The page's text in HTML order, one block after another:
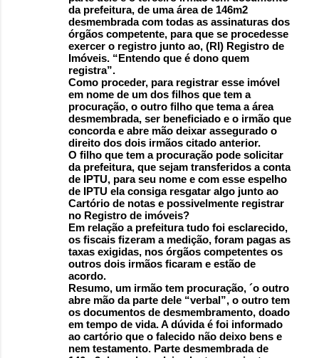
da prefeitura, de uma área de 146m2
desmembrada com todas as assinaturas dos
órgãos competente, para que se procedesse
exercer o registro junto ao, (RI) Registro de
Imóveis. “Entendo que é dono quem
registra”.
Como proceder, para registrar esse imóvel
em nome de um dos filhos que tem a
procuração, o outro filho que tema a área
desmembrada, ser beneficiado e o irmão que
concorda e abre mão deixar assegurado o
direito dos dois irmãos citado anterior.
O filho que tem a procuração pode solicitar
da prefeitura, que sejam transferidos a conta
de IPTU, para seu nome e com esse espelho
de IPTU ela consiga resgatar algo junto ao
Cartório de notas e possivelmente registrar
no Registro de imóveis?
Em relação a prefeitura tudo foi esclarecido,
os fiscais fizeram a medição, foram pagas as
taxas exigidas, nos órgãos competentes os
outros dois irmãos ficaram e estão de
acordo.
Resumo, um irmão tem procuração, ´o outro
abre mão da parte dele “verbal”, o outro tem
os documentos de desmembramento, doado
em tempo de vida. A dúvida é foi informado
ao cartório que o falecido não deixo bens e
nem testamento. Parte desmembrada de